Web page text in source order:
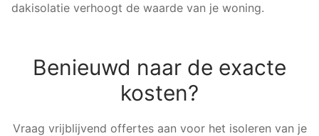
dakisolatie verhoogt de waarde van je woning.
Benieuwd naar de exacte
kosten?
Vraag vrijblijvend offertes aan voor het isoleren van je